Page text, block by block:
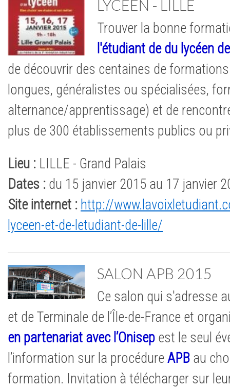
LYCEEN - LILLE
Trouver la bonne
l'étudiant de du lycéen
de découvrir des centaines de
longues, généralistes ou spécialisées,
alternance/apprentissage) et de
plus de 300 établissements publics ou
Lieu : LILLE - Grand Palais
Dates : du 15 janvier 2015 au 17 janvier
Site internet : http://
lyceen-et-de-letudiant-de-lille/
SALON APB 2015
Ce salon qui s'adresse
et de Terminale de l’Île-de-France et
en partenariat avec l’Onisep est le seul
l’information sur la procédure APB au
formation. Invitation à télécharger sur